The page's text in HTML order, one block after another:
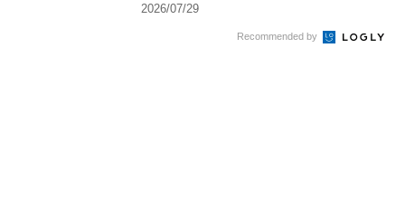
2026/07/29
Recommended by